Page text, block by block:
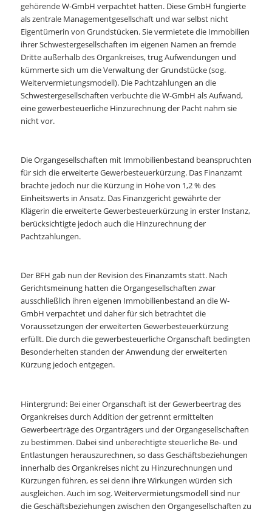
gehörende W-GmbH verpachtet hatten. Diese GmbH fungierte
als zentrale Managementgesellschaft und war selbst nicht
Eigentümerin von Grundstücken. Sie vermietete die Immobilien
ihrer Schwestergesellschaften im eigenen Namen an fremde
Dritte außerhalb des Organkreises, trug Aufwendungen und
kümmerte sich um die Verwaltung der Grundstücke (sog.
Weitervermietungsmodell). Die Pachtzahlungen an die
Schwestergesellschaften verbuchte die W-GmbH als Aufwand,
eine gewerbesteuerliche Hinzurechnung der Pacht nahm sie
nicht vor.
Die Organgesellschaften mit Immobilienbestand beanspruchten
für sich die erweiterte Gewerbesteuerkürzung. Das Finanzamt
brachte jedoch nur die Kürzung in Höhe von 1,2 % des
Einheitswerts in Ansatz. Das Finanzgericht gewährte der
Klägerin die erweiterte Gewerbesteuerkürzung in erster Instanz,
berücksichtigte jedoch auch die Hinzurechnung der
Pachtzahlungen.
Der BFH gab nun der Revision des Finanzamts statt. Nach
Gerichtsmeinung hatten die Organgesellschaften zwar
ausschließlich ihren eigenen Immobilienbestand an die W-
GmbH verpachtet und daher für sich betrachtet die
Voraussetzungen der erweiterten Gewerbesteuerkürzung
erfüllt. Die durch die gewerbesteuerliche Organschaft bedingten
Besonderheiten standen der Anwendung der erweiterten
Kürzung jedoch entgegen.
Hintergrund: Bei einer Organschaft ist der Gewerbeertrag des
Organkreises durch Addition der getrennt ermittelten
Gewerbeerträge des Organträgers und der Organgesellschaften
zu bestimmen. Dabei sind unberechtigte steuerliche Be- und
Entlastungen herauszurechnen, so dass Geschäftsbeziehungen
innerhalb des Organkreises nicht zu Hinzurechnungen und
Kürzungen führen, es sei denn ihre Wirkungen würden sich
ausgleichen. Auch im sog. Weitervermietungsmodell sind nur
die Geschäftsbeziehungen zwischen den Organgesellschaften zu